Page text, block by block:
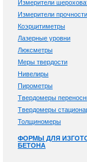
Измерители
Измерители
Коэрцитиметры
Лазерные уровни
Люксметры
Меры твердости
Нивелиры
Пирометры
Твердомеры
Твердомеры
Толщиномеры
ФОРМЫ ДЛЯ
БЕТОНА